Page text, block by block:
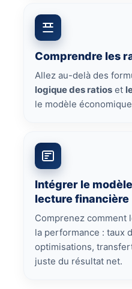
Comprendre les
Allez au-delà des
logique des ratios et
le modèle
Intégrer le
lecture financière
Comprenez comment
la performance : taux
optimisations,
juste du résultat net.